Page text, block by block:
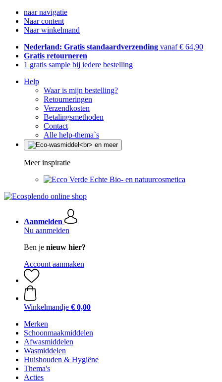
naar navigatie
Naar content
Naar winkelmand
Nederland: Gratis standaardverzending vanaf € 64,90
Gratis retourneren
1 gratis sample bij iedere bestelling
Help
Waar is mijn bestelling?
Retourneringen
Verzendkosten
Betalingsmethoden
Contact
Alle help-thema`s
Meer inspiratie
Echte Bio- en natuurcosmetica
Aanmelden
Nu aanmelden
Ben je nieuw hier?
Account aanmaken
Winkelmandje € 0,00
Merken
Schoonmaakmiddelen
Afwasmiddelen
Wasmiddelen
Huishouden & Hygiëne
Thema's
Acties